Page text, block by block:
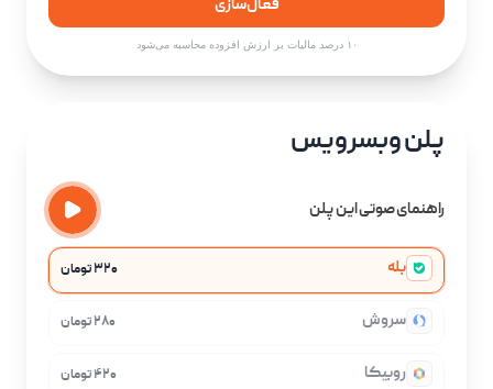
فعال‌سازی
۱۰ درصد مالیات بر ارزش افزوده محاسبه می‌شود
پلن وبسرویس
راهنمای صوتی این پلن
بله ۳۲۰ تومان
سروش ۲۸۰ تومان
روبیکا ۴۲۰ تومان